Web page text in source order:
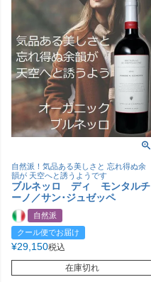
自然派！気品ある美しさと 忘れ得ぬ余
韻が 天空へと誘うようです
ブルネッロ ディ モンタルチ
ーノ／サン･ジュゼッペ
自然派
クール便でお届け
¥29,150税込
在庫切れ